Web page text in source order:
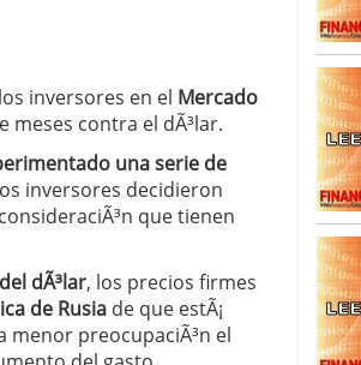
inversores en el Mercado
meses contra el dÃ³lar.
una serie de
inversores decidieron
que tienen
dÃ³lar, los precios firmes
de Rusia de que estÃ¡
menor preocupaciÃ³n el